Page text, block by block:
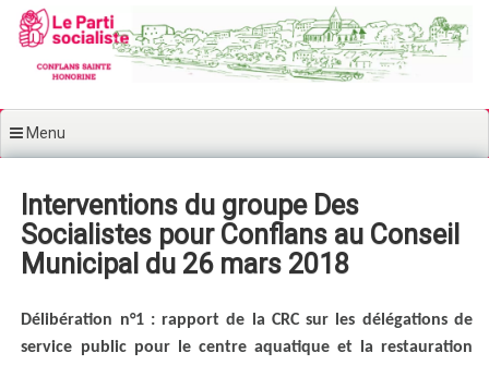
Aller au contenu principal
Menu
Interventions du groupe Des
Socialistes pour Conflans au Conseil
Municipal du 26 mars 2018
Délibération n°1 : rapport de la CRC sur les délégations de
service public pour le centre aquatique et la restauration